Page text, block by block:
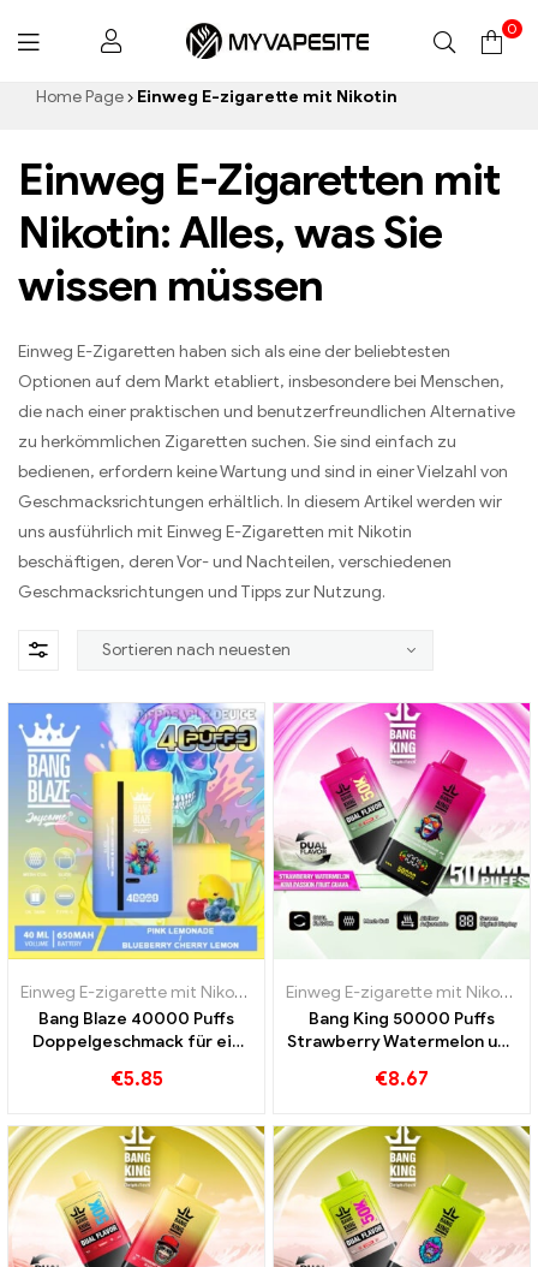
Myvapesite.de
0
Home Page Einweg E-zigarette mit Nikotin
Einweg E-Zigaretten mit
Nikotin: Alles, was Sie
wissen müssen
Einweg E-Zigaretten haben sich als eine der beliebtesten
Optionen auf dem Markt etabliert, insbesondere bei Menschen,
die nach einer praktischen und benutzerfreundlichen Alternative
zu herkömmlichen Zigaretten suchen. Sie sind einfach zu
bedienen, erfordern keine Wartung und sind in einer Vielzahl von
Geschmacksrichtungen erhältlich. In diesem Artikel werden wir
uns ausführlich mit Einweg E-Zigaretten mit Nikotin
beschäftigen, deren Vor- und Nachteilen, verschiedenen
Geschmacksrichtungen und Tipps zur Nutzung.
Einweg E-zigarette mit Nikotin Einweg-E-Zigaretten Luxemburg
Bang Blaze 40000 Puffs
Doppelgeschmack für ein
€5.85
Einweg E-zigarette mit Nikotin
Bang King 50000 Puffs
Strawberry Watermelon und
Aromen
€8.67